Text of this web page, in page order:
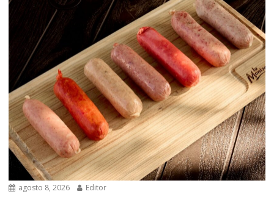
agosto 8, 2026 Editor